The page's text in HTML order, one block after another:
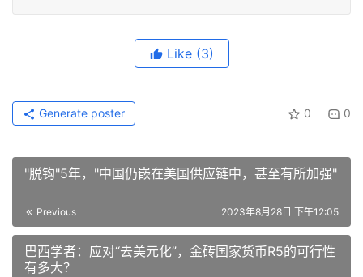
Like (3)
0 0
Generate poster
"脱钩"5年，"中国仍嵌在美国供应链中，甚至有所加强"
Previous 2023年8月28日 下午12:05
巴西学者：应对“去美元化”，金砖国家货币R5的可行性
有多大？